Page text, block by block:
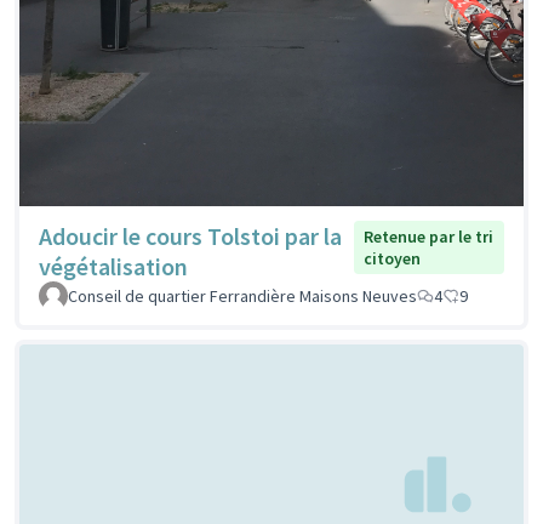
Adoucir le cours Tolstoi par la
végétalisation
Retenue par le tri
citoyen
Conseil de quartier Ferrandière Maisons Neuves
4 9